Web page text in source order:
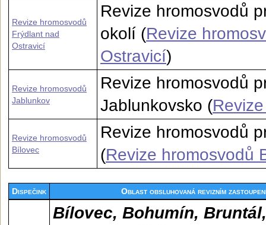
Revize hromosvodů
Frýdlant nad
Ostravicí
Revize hromosvodů
okolí (Revize
Ostravicí)
Revize hromosvodů
Jablunkov
Revize hromosvodů
Jablunkovsko (
Revize hromosvodů
Bílovec
Revize hromosvodů
(Revize hromosvodů
Dispečink Oblast obsluhovaná revizním
Bílovec, Bohumín,